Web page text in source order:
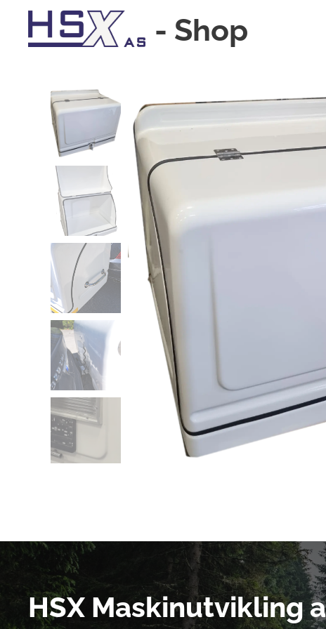
- Shop
HSX Maskinutvikling